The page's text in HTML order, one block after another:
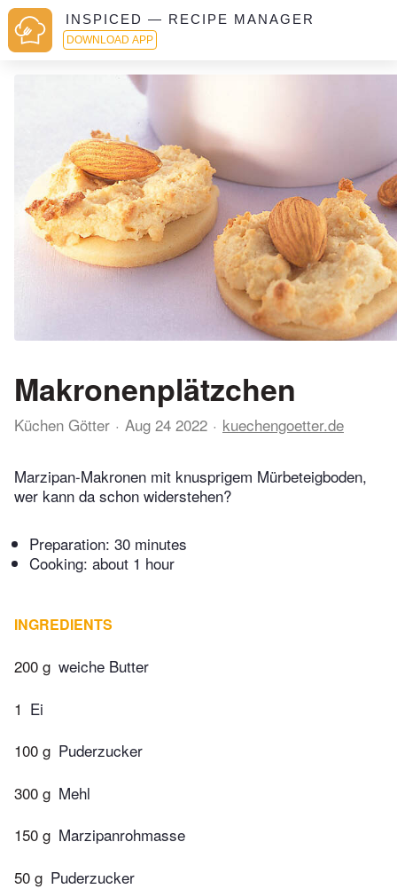
INSPICED — RECIPE MANAGER
DOWNLOAD APP
Makronenplätzchen
Küchen Götter Aug 24 2022 kuechengoetter.de
Marzipan-Makronen mit knusprigem Mürbeteigboden,
wer kann da schon widerstehen?
Preparation: 30 minutes
Cooking: about 1 hour
INGREDIENTS
200 g weiche Butter
1 Ei
100 g Puderzucker
300 g Mehl
150 g Marzipanrohmasse
50 g Puderzucker